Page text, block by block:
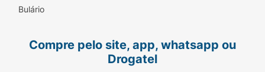
Bulário
Compre pelo site, app, whatsapp ou
Drogatel